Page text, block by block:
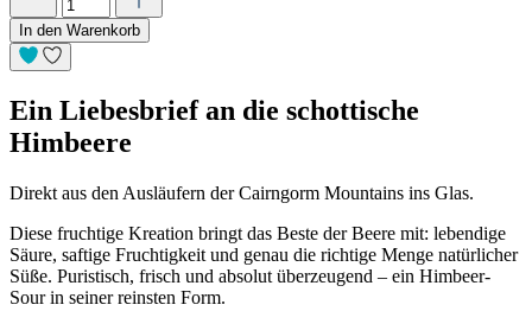
In den Warenkorb
Ein Liebesbrief an die schottische
Himbeere
Direkt aus den Ausläufern der Cairngorm Mountains ins Glas.
Diese fruchtige Kreation bringt das Beste der Beere mit: lebendige
Säure, saftige Fruchtigkeit und genau die richtige Menge natürlicher
Süße. Puristisch, frisch und absolut überzeugend – ein Himbeer-
Sour in seiner reinsten Form.